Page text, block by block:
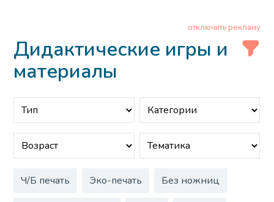
отключить рекламу
Дидактические игры и
материалы
Ч/Б печать Эко-печать Без ножниц